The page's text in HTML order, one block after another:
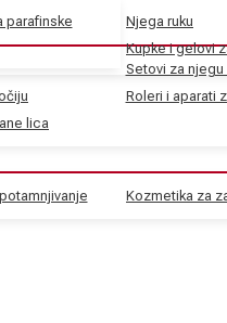
parafinske
lica
Setovi za njegu
Roleri i aparati
Njega ruku
Kupke i gelovi
Kozmetika za